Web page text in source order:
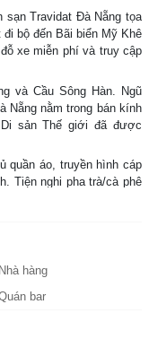
sạn Travidat Đà Nẵng tọa
bộ đến Bãi biển Mỹ Khê
xe miễn phí và truy cập
và Cầu Sông Hàn. Ngũ
Nẵng nằm trong bán kính
sản Thế giới đã được
quần áo, truyền hình cáp
Tiện nghi pha trà/cà phê
đi kèm với vòi sen và
doanh nhân và bàn đặt
có thể được bố trí kèm
06:00 đến 22:00 hàng
Nhà hàng
bar